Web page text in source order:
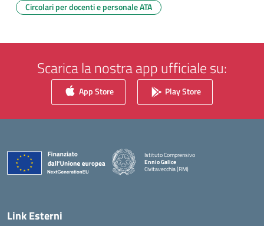
Circolari per docenti e personale ATA
Scarica la nostra app ufficiale su:
App Store Play Store
Istituto Comprensivo
Ennio Galice
Civitavecchia (RM)
Link Esterni